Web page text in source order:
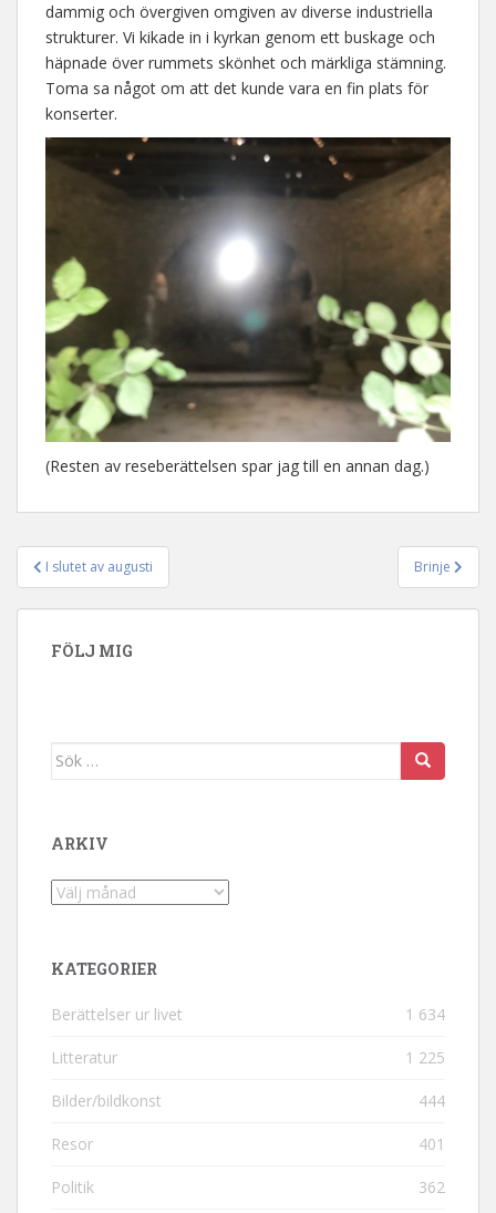
dammig och övergiven omgiven av diverse industriella
strukturer. Vi kikade in i kyrkan genom ett buskage och
häpnade över rummets skönhet och märkliga stämning.
Toma sa något om att det kunde vara en fin plats för
konserter.
(Resten av reseberättelsen spar jag till en annan dag.)
Inläggsnavigering
I slutet av augusti Brinje
FÖLJ MIG
Sök efter:
ARKIV
Arkiv
KATEGORIER
Berättelser ur livet 1 634
Litteratur 1 225
Bilder/bildkonst 444
Resor 401
Politik 362